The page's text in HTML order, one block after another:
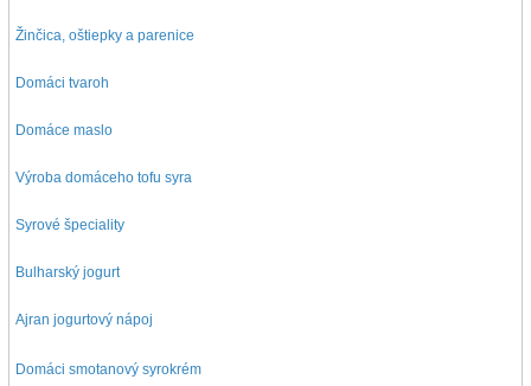
Žinčica, oštiepky a parenice
Domáci tvaroh
Domáce maslo
Výroba domáceho tofu syra
Syrové špeciality
Bulharský jogurt
Ajran jogurtový nápoj
Domáci smotanový syrokrém